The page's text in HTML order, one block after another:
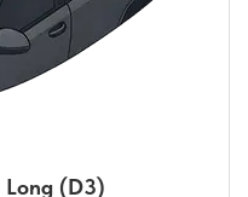
Long (D3)